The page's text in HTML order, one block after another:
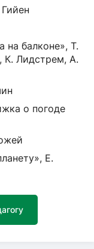
на балконе», Т.
К. Лидстрем, А.
о погоде
Е.